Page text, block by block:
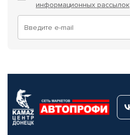
информационных рассылок